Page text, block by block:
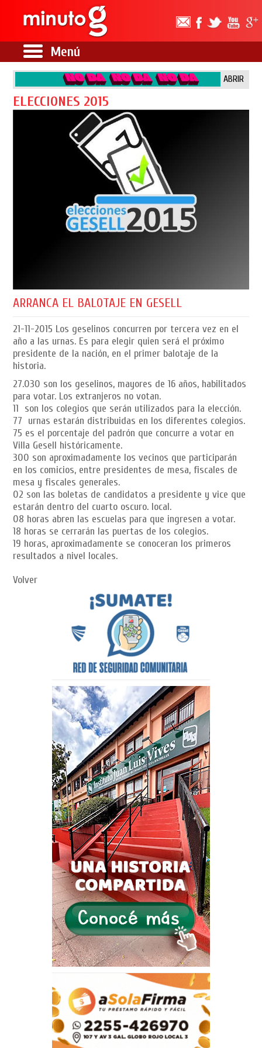
Menú
ABRIR
ELECCIONES 2015
ARRANCA EL BALOTAJE EN GESELL
21-11-2015 Los geselinos concurren por tercera vez en el
año a las urnas. Es para elegir quien será el próximo
presidente de la nación, en el primer balotaje de la
historia.
27.030 son los geselinos, mayores de 16 años, habilitados
para votar. Los extranjeros no votan.
11 son los colegios que serán utilizados para la elección.
77 urnas estarán distribuidas en los diferentes colegios.
75 es el porcentaje del padrón que concurre a votar en
Villa Gesell históricamente.
300 son aproximadamente los vecinos que participarán
en los comicios, entre presidentes de mesa, fiscales de
mesa y fiscales generales.
02 son las boletas de candidatos a presidente y vice que
estarán dentro del cuarto oscuro. local.
08 horas abren las escuelas para que ingresen a votar.
18 horas se cerrarán las puertas de los colegios.
19 horas, aproximadamente se conoceran los primeros
resultados a nivel locales.
Volver